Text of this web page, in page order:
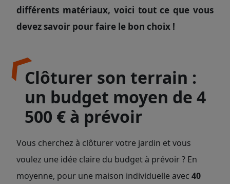
différents matériaux, voici tout ce que vous
devez savoir pour faire le bon choix !
Clôturer son terrain :
un budget moyen de 4
500 € à prévoir
Vous cherchez à clôturer votre jardin et vous
voulez une idée claire du budget à prévoir ? En
moyenne, pour une maison individuelle avec 40